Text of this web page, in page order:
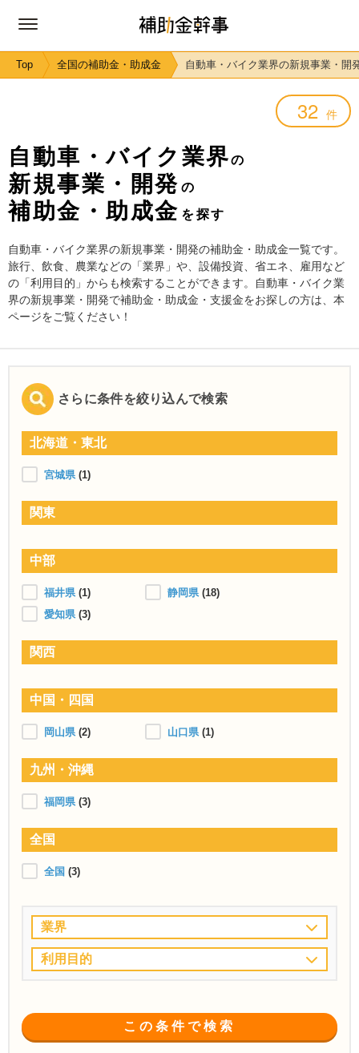
Top 全国の補助金・助成金 自動車・バイク業界の新規事業・開
32 件
自動車・バイク業界の
新規事業・開発 の
補助金・助成金 を探す
自動車・バイク業界の新規事業・開発の補助金・助成金一覧です。
旅行、飲食、農業などの「業界」や、設備投資、省エネ、雇用など
の「利用目的」からも検索することができます。自動車・バイク業
界の新規事業・開発で補助金・助成金・支援金をお探しの方は、本
ページをご覧ください！
さらに条件を絞り込んで検索
北海道・東北
宮城県 (1)
関東
中部
福井県 (1) 静岡県 (18)
愛知県 (3)
関西
中国・四国
岡山県 (2) 山口県 (1)
九州・沖縄
福岡県 (3)
全国
全国 (3)
業界
利用目的
この条件で検索